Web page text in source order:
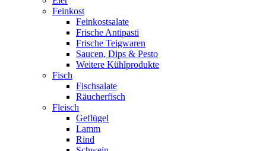
Feinkost
Feinkostsalate
Frische Antipasti
Frische Teigwaren
Saucen, Dips & Pesto
Weitere Kühlprodukte
Fisch
Fischsalate
Räucherfisch
Fleisch
Geflügel
Lamm
Rind